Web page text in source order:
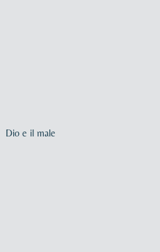
Dio e il male